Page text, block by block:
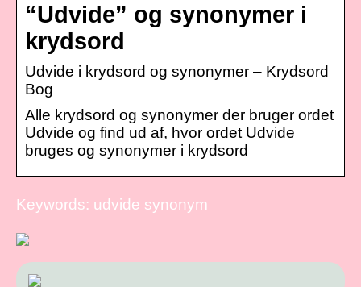
“Udvide” og synonymer i
krydsord
Udvide i krydsord og synonymer – Krydsord
Bog
Alle krydsord og synonymer der bruger ordet
Udvide og find ud af, hvor ordet Udvide
bruges og synonymer i krydsord
Keywords: udvide synonym